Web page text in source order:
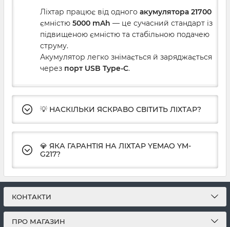
Ліхтар працює від одного акумулятора 21700
ємністю 5000 mAh — це сучасний стандарт із
підвищеною ємністю та стабільною подачею
струму.
Акумулятор легко знімається й заряджається
через порт USB Type-C.
💡 НАСКІЛЬКИ ЯСКРАВО СВІТИТЬ ЛІХТАР?
💎 ЯКА ГАРАНТІЯ НА ЛІХТАР YEMAO YM-
G217?
КОНТАКТИ
ПРО МАГАЗИН